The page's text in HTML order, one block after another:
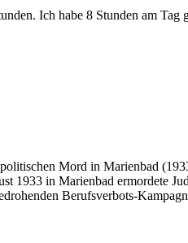
Ich habe 8 Stunden am Tag
Mord in Marienbad
1933 in Marienbad ermordete
Berufsverbots-